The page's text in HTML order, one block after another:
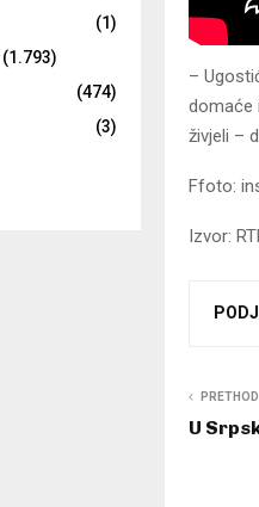
–
domaće
živjeli –
Ffoto:
Izvor:
U
(1)
(1.793)
(474)
(3)